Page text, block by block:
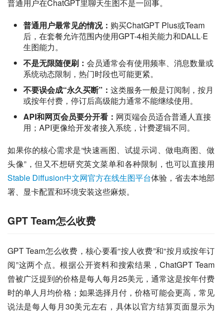
普通用户在ChatGPT里聊天生图不是一回事。
普通用户最常见的情况： 购买ChatGPT Plus或Team
后，在套餐允许范围内使用GPT-4相关能力和DALL·E
生图能力。
不是无限随便刷： 会员通常会有使用频率、消息数量或
系统动态限制，热门时段也可能更紧。
不要误会成“永久买断”： 这类服务一般是订阅制，按月
或按年付费，停订后高级能力通常不能继续使用。
API和网页会员要分开看： 网页端会员适合普通人直接
用；API更像给开发者接入系统，计费逻辑不同。
如果你的核心需求是“快速画图、试提示词、做电商图、做
头像”，但又不想研究英文菜单和各种限制，也可以直接用
Stable Diffusion中文网官方在线生图平台体验，省去本地部
署、显卡配置和环境安装这些麻烦。
GPT Team怎么收费
GPT Team怎么收费，核心要看“按人收费”和“按月或按年订
阅”这两个点。根据公开资料和搜索结果，ChatGPT Team
曾被广泛提到的价格是每人每月25美元，通常这是按年付费
时的单人月均价格；如果选择月付，价格可能会更高，常见
说法是每人每月30美元左右，具体以官方结算页面显示为